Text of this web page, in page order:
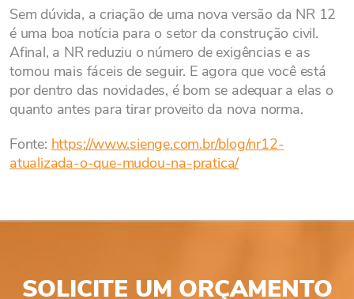
Sem dúvida, a criação de uma nova versão da NR 12
é uma boa notícia para o setor da construção civil.
Afinal, a NR reduziu o número de exigências e as
tornou mais fáceis de seguir. E agora que você está
por dentro das novidades, é bom se adequar a elas o
quanto antes para tirar proveito da nova norma.
Fonte: https://www.sienge.com.br/blog/nr12-
atualizada-o-que-mudou-na-pratica/
SOLICITE UM ORÇAMENTO